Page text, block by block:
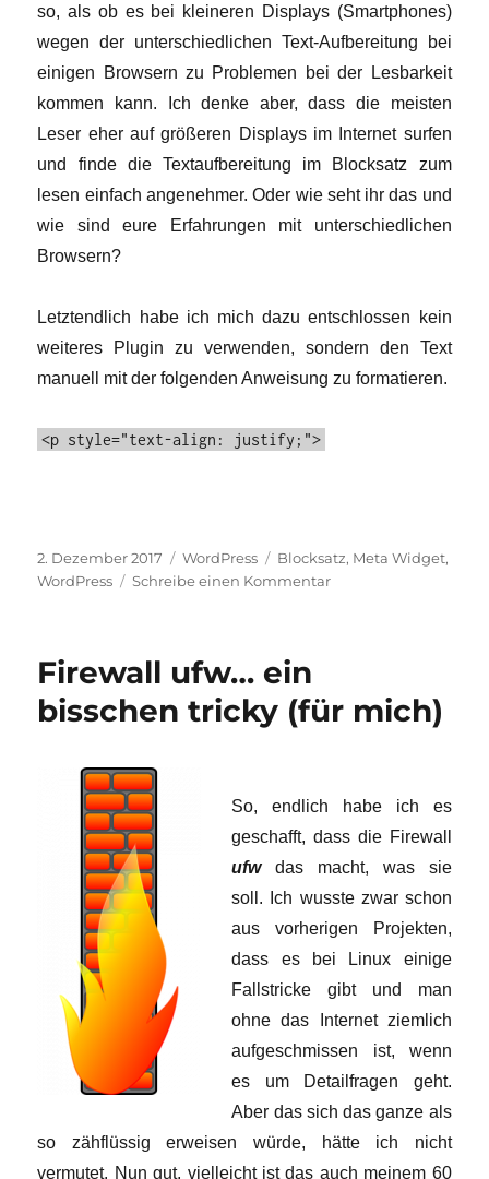
so, als ob es bei kleineren Displays (Smartphones)
wegen der unterschiedlichen Text-Aufbereitung bei
einigen Browsern zu Problemen bei der Lesbarkeit
kommen kann. Ich denke aber, dass die meisten
Leser eher auf größeren Displays im Internet surfen
und finde die Textaufbereitung im Blocksatz zum
lesen einfach angenehmer. Oder wie seht ihr das und
wie sind eure Erfahrungen mit unterschiedlichen
Browsern?
Letztendlich habe ich mich dazu entschlossen kein
weiteres Plugin zu verwenden, sondern den Text
manuell mit der folgenden Anweisung zu formatieren.
<p style="text-align: justify;">
Veröffentlicht
am
2. Dezember 2017 Kategorien
WordPress Schlagwörter
Blocksatz, Meta Widget,
WordPress
Schreibe einen Kommentarzu
Firewall ufw… ein
bisschen tricky (für mich)
So, endlich habe ich es
geschafft, dass die Firewall
ufwdas macht, was sie
soll. Ich wusste zwar schon
aus vorherigen Projekten,
dass es bei Linux einige
Fallstricke gibt und man
ohne das Internet ziemlich
aufgeschmissen ist, wenn
es um Detailfragen geht.
Aber das sich das ganze als
so zähflüssig erweisen würde, hätte ich nicht
vermutet. Nun gut, vielleicht ist das auch meinem 60